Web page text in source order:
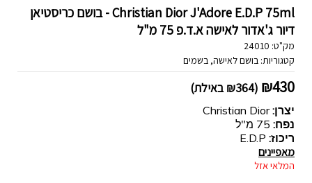
Christian Dior J'Adore E.D.P 75ml - בושם כריסטיאן
דיור ג'אדור לאישה א.ד.פ 75 מ"ל
מק"ט: 24010
קטגוריות: בושם לאישה, בשמים
₪430
(
₪364 באילת)
יצרן:Christian Dior
נפח:
ריכוז:
מאפיינים
המלאי אזל